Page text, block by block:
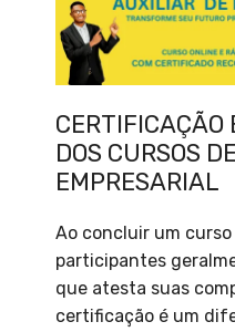
CERTIFICAÇÃO
DOS CURSOS
EMPRESARIAL
Ao concluir um
participantes
que atesta suas
certificação é um